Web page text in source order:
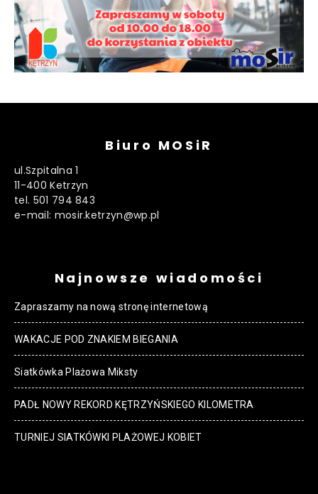
Biuro MOSiR
ul.Szpitalna 1
11-400 Ketrzyn
tel. 501 794 843
e-mail: mosir.ketrzyn@wp.pl
Najnowsze wiadomości
Zapraszamy na nową stronę internetową
WAKACJE POD ZNAKIEM BIEGANIA
Siatkówka Plażowa Miksty
PADŁ NOWY REKORD KĘTRZYŃSKIEGO KILOMETRA
TURNIEJ SIATKÓWKI PLAŻOWEJ KOBIET